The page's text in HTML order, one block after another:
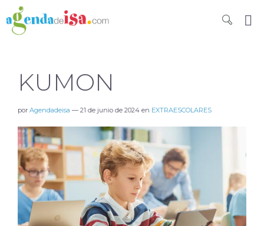
KUMON
por Agendadeisa — 21 de junio de 2024 en EXTRAESCOLARES